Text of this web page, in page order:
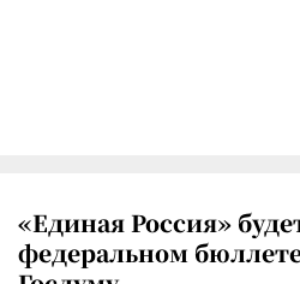
«Единая Россия»
федеральном